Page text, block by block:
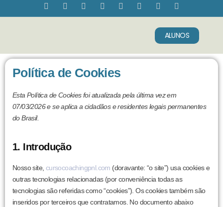
ALUNOS
Política de Cookies
Esta Política de Cookies foi atualizada pela última vez em
07/03/2026 e se aplica a cidadãos e residentes legais permanentes
do Brasil.
1. Introdução
Nosso site, cursocoachingpnl.com (doravante: “o site”) usa cookies e
outras tecnologias relacionadas (por conveniência todas as
tecnologias são referidas como “cookies”). Os cookies também são
inseridos por terceiros que contratamos. No documento abaixo